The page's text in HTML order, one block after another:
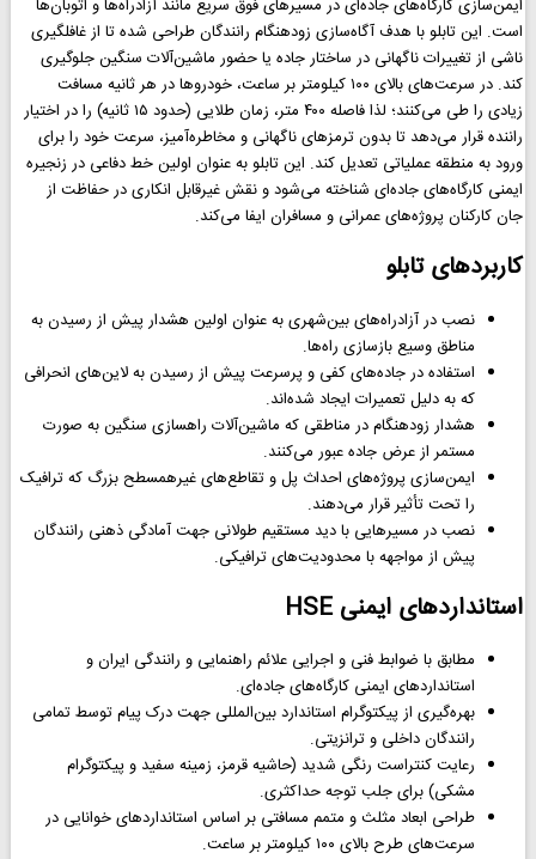
ایمن‌سازی کارگاه‌های جاده‌ای در مسیرهای فوق سریع مانند آزادراه‌ها و اتوبان‌ها
است. این تابلو با هدف آگاه‌سازی زودهنگام رانندگان طراحی شده تا از غافلگیری
ناشی از تغییرات ناگهانی در ساختار جاده یا حضور ماشین‌آلات سنگین جلوگیری
کند. در سرعت‌های بالای ۱۰۰ کیلومتر بر ساعت، خودروها در هر ثانیه مسافت
زیادی را طی می‌کنند؛ لذا فاصله ۴۰۰ متر، زمان طلایی (حدود ۱۵ ثانیه) را در اختیار
راننده قرار می‌دهد تا بدون ترمزهای ناگهانی و مخاطره‌آمیز، سرعت خود را برای
ورود به منطقه عملیاتی تعدیل کند. این تابلو به عنوان اولین خط دفاعی در زنجیره
ایمنی کارگاه‌های جاده‌ای شناخته می‌شود و نقش غیرقابل انکاری در حفاظت از
جان کارکنان پروژه‌های عمرانی و مسافران ایفا می‌کند.
کاربردهای تابلو
نصب در آزادراه‌های بین‌شهری به عنوان اولین هشدار پیش از رسیدن به
مناطق وسیع بازسازی راه‌ها.
استفاده در جاده‌های کفی و پرسرعت پیش از رسیدن به لاین‌های انحرافی
که به دلیل تعمیرات ایجاد شده‌اند.
هشدار زودهنگام در مناطقی که ماشین‌آلات راهسازی سنگین به صورت
مستمر از عرض جاده عبور می‌کنند.
ایمن‌سازی پروژه‌های احداث پل و تقاطع‌های غیرهمسطح بزرگ که ترافیک
را تحت تأثیر قرار می‌دهند.
نصب در مسیرهایی با دید مستقیم طولانی جهت آمادگی ذهنی رانندگان
پیش از مواجهه با محدودیت‌های ترافیکی.
استانداردهای ایمنی HSE
مطابق با ضوابط فنی و اجرایی علائم راهنمایی و رانندگی ایران و
استانداردهای ایمنی کارگاه‌های جاده‌ای.
بهره‌گیری از پیکتوگرام استاندارد بین‌المللی جهت درک پیام توسط تمامی
رانندگان داخلی و ترانزیتی.
رعایت کنتراست رنگی شدید (حاشیه قرمز، زمینه سفید و پیکتوگرام
مشکی) برای جلب توجه حداکثری.
طراحی ابعاد مثلث و متمم مسافتی بر اساس استانداردهای خوانایی در
سرعت‌های طرح بالای ۱۰۰ کیلومتر بر ساعت.